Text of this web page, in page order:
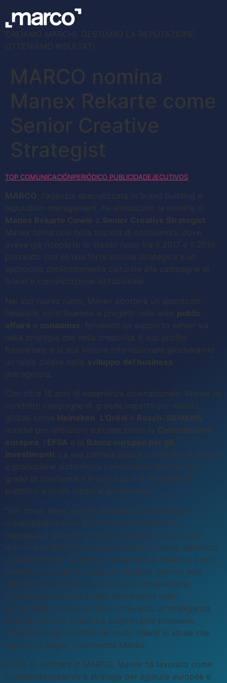
CREIAMO MARCHI, GESTIAMO LA REPUTAZIONE,
OTTENIAMO RISULTATI
MARCO nomina
Manex Rekarte come
Senior Creative
Strategist
TOP COMUNICACIÓNPERIÓDICO PUBLICIDADEJECUTIVOS
MARCO , l'agenzia specializzata in brand building e
reputation management, ha annunciato la nomina di
Manex Rekarte Cowie a Senior Creative Strategist
Manex torna così nella società di consulenza, dove
aveva già ricoperto lo stesso ruolo tra il 2017 e il 2019,
portando con sé una forte visione strategica e un
approccio profondamente culturale alle campagne di
brand e comunicazione istituzionale.
Nel suo nuovo ruolo, Manex adotterà un approccio
flessibile, contribuendo a progetti nelle aree public
affairs e consumer , fornendo un supporto senior sia
nella strategia che nella creatività. Il suo profilo
trasversale e la sua visione internazionale giocheranno
un ruolo chiave nello sviluppo del business
dell'agenzia.
Con oltre 15 anni di esperienza internazionale, Manex ha
condotto campagne di grande impatto per marchi
globali come Heineken, L'Oréal e Bosch-SIEMENS,
nonché per istituzioni europee come la Commissione
europea, l' EFSA e la Banca europea per gli
investimenti . La sua carriera unisce creatività, strategia
e produzione audiovisiva per generare narrazioni in
grado di trasformare le percezioni e mobilitare il
pubblico a livello locale e paneuropeo.
"Nel corso degli anni ho imparato che strategia e
creatività non sono solo complementari: sono
inseparabili quando si tratta di mettere in contatto i
marchi e le istituzioni con le persone in modo autentico
e trasformativo. In questa nuova fase di MARCO, il mio
obiettivo è quello di creare campagne che non solo
seguano le tendenze e abbraccino l'innovazione
tecnologica, ma che creino connessioni reali,
memorabili e durature. Solo attraverso un'intelligenza
strategica e una creatività accattivante possiamo
trasformare gli obiettivi dei nostri clienti in storie che
lasciano il segno", commenta Manex.
Prima di rientrare in MARCO, Manex ha lavorato come
consulente creativo e stratega per agenzie europee e